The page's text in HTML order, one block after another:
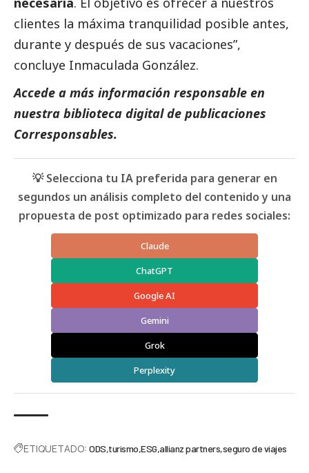
clientes la máxima tranquilidad posible antes,
durante y después de sus vacaciones”,
concluye Inmaculada González.
Accede a más información responsable en
nuestra biblioteca digital de publicaciones
Corresponsables.
💡 Selecciona tu IA preferida para generar en
segundos un análisis completo del contenido y una
propuesta de post optimizado para redes sociales:
Claude
ChatGPT
Google AI
Gemini
Grok
Perplexity
ETIQUETADO: ODS turismo ESG allianz partners seguro de viajes